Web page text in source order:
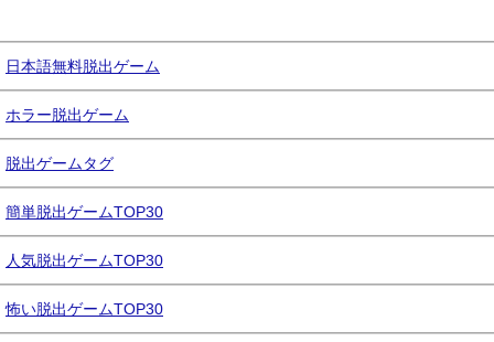
日本語無料脱出ゲーム
ホラー脱出ゲーム
脱出ゲームタグ
簡単脱出ゲームTOP30
人気脱出ゲームTOP30
怖い脱出ゲームTOP30